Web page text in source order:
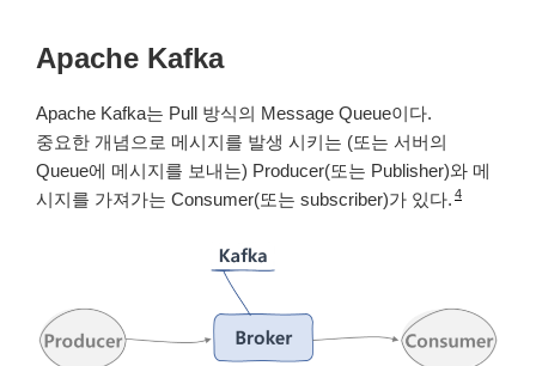
Apache Kafka
Apache Kafka는 Pull 방식의 Message Queue이다.
중요한 개념으로 메시지를 발생 시키는 (또는 서버의
Queue에 메시지를 보내는) Producer(또는 Publisher)와 메
시지를 가져가는 Consumer(또는 subscriber)가 있다. 4